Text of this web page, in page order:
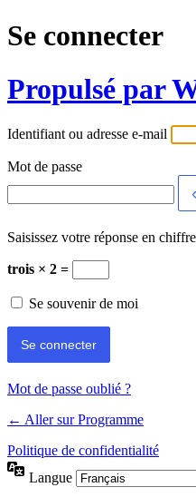
Se connecter
Propulsé par
Identifiant ou adresse e-mail
Mot de passe
Saisissez votre réponse en
trois × 2 =
Se souvenir de moi
Mot de passe oublié ?
← Aller sur Programme
Politique de confidentialité
Langue